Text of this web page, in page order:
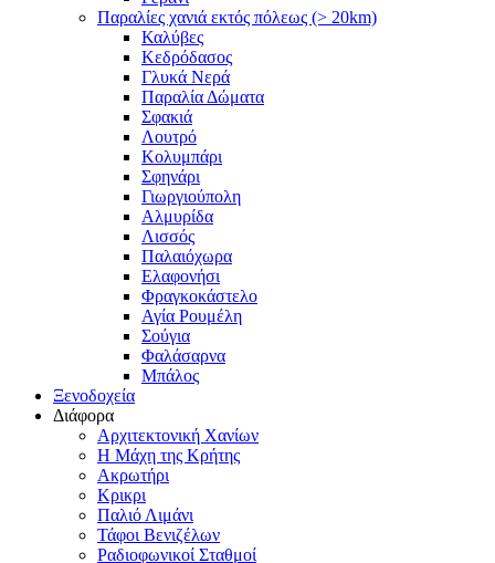
Παραλίες χανιά εκτός πόλεως (> 20km)
Καλύβες
Κεδρόδασος
Γλυκά Νερά
Παραλία Δώματα
Σφακιά
Λουτρό
Κολυμπάρι
Σφηνάρι
Γιωργιούπολη
Αλμυρίδα
Λισσός
Παλαιόχωρα
Ελαφονήσι
Φραγκοκάστελο
Αγία Ρουμέλη
Σούγια
Φαλάσαρνα
Μπάλος
Ξενοδοχεία
Διάφορα
Αρχιτεκτονική Χανίων
Η Μάχη της Κρήτης
Ακρωτήρι
Κρικρι
Παλιό Λιμάνι
Τάφοι Βενιζέλων
Ραδιοφωνικοί Σταθμοί